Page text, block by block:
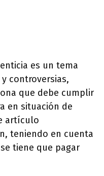
es un tema
controversias,
que debe cumplir
en situación de
artículo
teniendo en cuenta
tiene que pagar